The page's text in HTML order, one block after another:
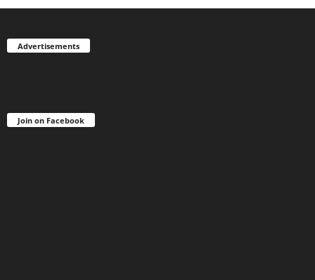
Advertisements
Join on Facebook